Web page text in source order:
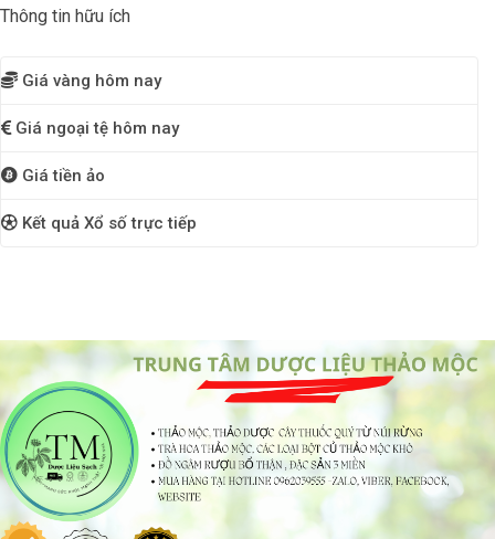
Thông tin hữu ích
Giá vàng hôm nay
Giá ngoại tệ hôm nay
Giá tiền ảo
Kết quả Xổ số trực tiếp